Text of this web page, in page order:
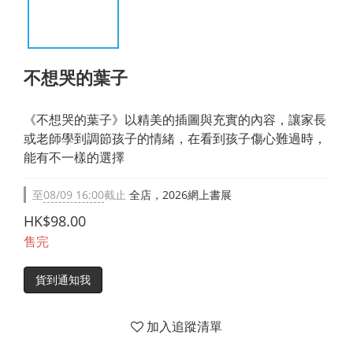
不想哭的葉子
《不想哭的葉子》以精美的插圖與充實的內容，讓家長
或老師學到調節孩子的情緒，在看到孩子傷心難過時，
能有不一樣的選擇
至08/09 16:00截止 全店，2026網上書展
HK$98.00
售完
貨到通知我
加入追蹤清單